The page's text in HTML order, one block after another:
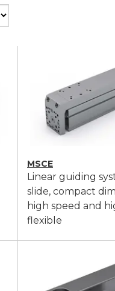
MSCE
Linear guiding
slide, compact
high speed and
flexible